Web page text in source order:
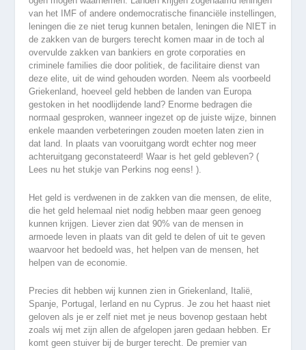
van het IMF of andere ondemocratische financiële instellingen,
leningen die ze niet terug kunnen betalen, leningen die NIET in
de zakken van de burgers terecht komen maar in de toch al
overvulde zakken van bankiers en grote corporaties en
criminele families die door politiek, de facilitaire dienst van
deze elite, uit de wind gehouden worden. Neem als voorbeeld
Griekenland, hoeveel geld hebben de landen van Europa
gestoken in het noodlijdende land? Enorme bedragen die
normaal gesproken, wanneer ingezet op de juiste wijze, binnen
enkele maanden verbeteringen zouden moeten laten zien in
dat land. In plaats van vooruitgang wordt echter nog meer
achteruitgang geconstateerd! Waar is het geld gebleven? (
Lees nu het stukje van Perkins nog eens! ).
Het geld is verdwenen in de zakken van die mensen, de elite,
die het geld helemaal niet nodig hebben maar geen genoeg
kunnen krijgen. Liever zien dat 90% van de mensen in
armoede leven in plaats van dit geld te delen of uit te geven
waarvoor het bedoeld was, het helpen van de mensen, het
helpen van de economie.
Precies dit hebben wij kunnen zien in Griekenland, Italië,
Spanje, Portugal, Ierland en nu Cyprus. Je zou het haast niet
geloven als je er zelf niet met je neus bovenop gestaan hebt
zoals wij met zijn allen de afgelopen jaren gedaan hebben. Er
komt geen stuiver bij de burger terecht. De premier van